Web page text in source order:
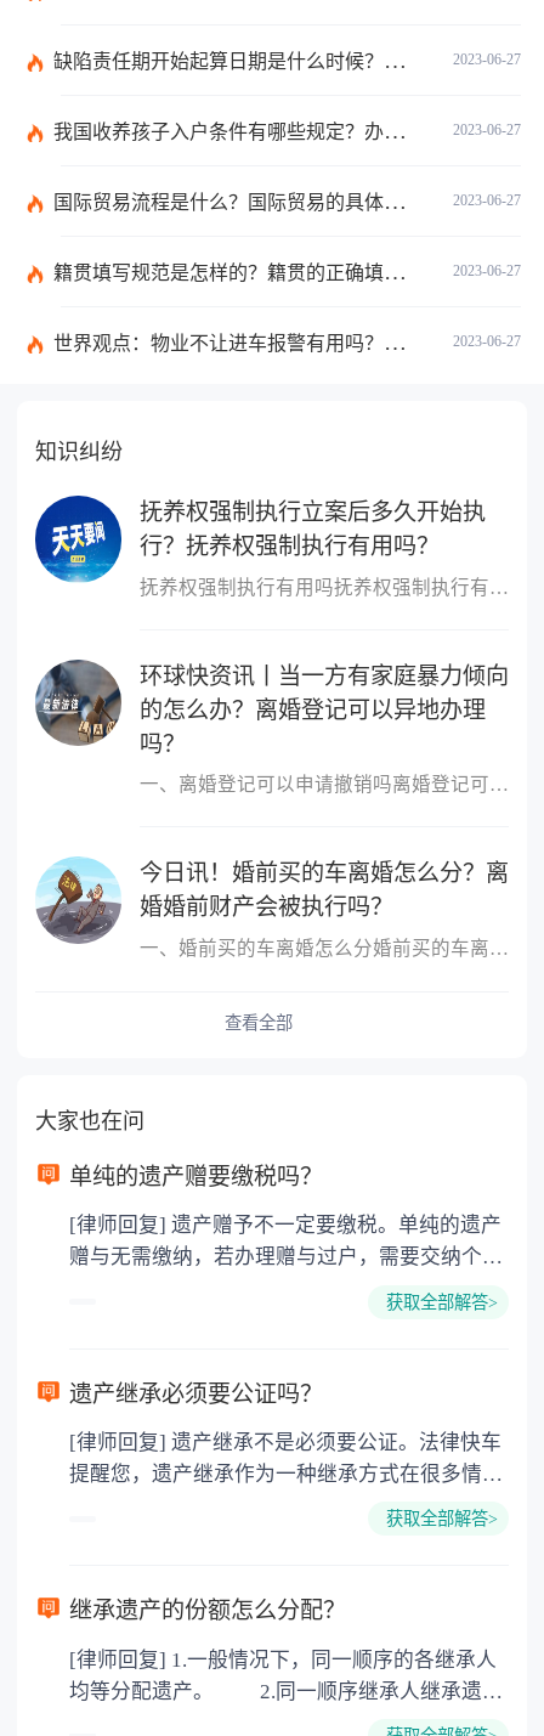
2023-06-27
缺陷责任期开始起算日期是什么时候？缺陷责任终止证书签发的必要条件是什么？
2023-06-27
我国收养孩子入户条件有哪些规定？办理收养登记的事实收养情况有几种？
2023-06-27
国际贸易流程是什么？国际贸易的具体流程的内容都有哪些？
2023-06-27
籍贯填写规范是怎样的？籍贯的正确填写规范是什么？-天天微动态
2023-06-27
世界观点：物业不让进车报警有用吗？小区不让业主进车该怎么投诉？
知识纠纷
抚养权强制执行立案后多久开始执
行？抚养权强制执行有用吗？
抚养权强制执行有用吗抚养权强制执行有用，抚养权也是可以申请强制
环球快资讯丨当一方有家庭暴力倾向
的怎么办？离婚登记可以异地办理
吗？
一、离婚登记可以申请撤销吗离婚登记可以申请撤销。依据我国最新《
今日讯！婚前买的车离婚怎么分？离
婚婚前财产会被执行吗？
一、婚前买的车离婚怎么分婚前买的车离婚，除另有约定外，一般归个
查看全部
大家也在问
单纯的遗产赠要缴税吗？
[律师回复] 遗产赠予不一定要缴税。单纯的遗产
赠与无需缴纳，若办理赠与过户，需要交纳个人
所得税、契税和公证费。赠与过户是没有增值税
要缴纳公证费，具体如下： 1. 公证费：按房
3. 印花税：按房屋评估价的0.05%缴纳 4. 土
地增值税：按房价1%缴纳 5. 房屋产权登记费：
获取全部解答>
遗产继承必须要公证吗？
[律师回复] 遗产继承不是必须要公证。法律快车
提醒您，遗产继承作为一种继承方式在很多情况
下都是不需要公证的，当然，如果需要公正的也
以防对财产继承发生纠纷，可以对遗产继承进行
公证。
获取全部解答>
继承遗产的份额怎么分配？
[律师回复] 1.一般情况下，同一顺序的各继承人
均等分配遗产。 2.同一顺序继承人继承遗产